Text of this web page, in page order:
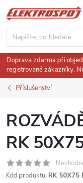
Přejít
na
obsah
Doprava zdarma při
registrované zákazníky.
Příslušenství
RK
Kód produktu: RK 50X75